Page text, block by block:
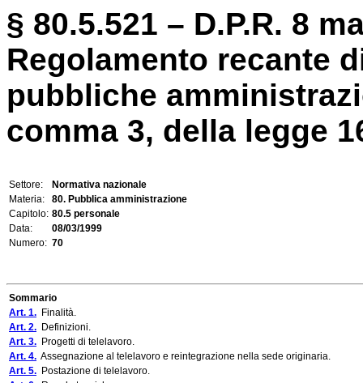
§ 80.5.521 – D.P.R. 8
Regolamento recante
pubbliche
comma 3, della legge
Settore:
Normativa nazionale
Materia:
80. Pubblica amministrazione
Capitolo: 80.5 personale
Data:
08/03/1999
Numero: 70
Sommario
Art. 1. Finalità.
Art. 2. Definizioni.
Art. 3. Progetti di telelavoro.
Art. 4. Assegnazione al telelavoro e reintegrazione nella sede originaria.
Art. 5. Postazione di telelavoro.